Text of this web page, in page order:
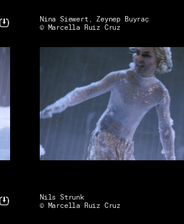
Nina Siewert, Zeynep Buyraç
© Marcella Ruiz Cruz
Nils Strunk
© Marcella Ruiz Cruz